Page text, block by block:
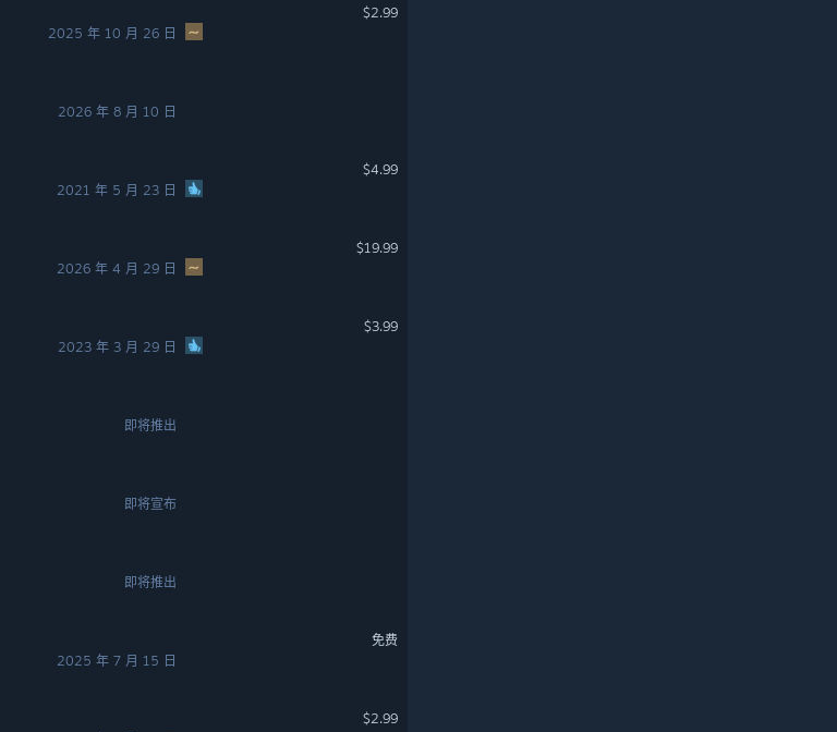
2025 年 10 月 26 日
$2.99
2026 年 8 月 10 日
2021 年 5 月 23 日
$4.99
2026 年 4 月 29 日
$19.99
2023 年 3 月 29 日
$3.99
即将推出
即将宣布
即将推出
2025 年 7 月 15 日
免费
$2.99